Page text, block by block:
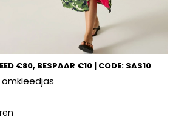
€80, BESPAAR €10 | CODE: SAS10
omkleedjas